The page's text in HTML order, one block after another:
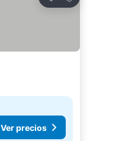
Compartir
Ver precios